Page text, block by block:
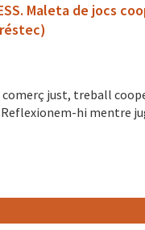
Maleta de jocs
just, treball
hi mentre